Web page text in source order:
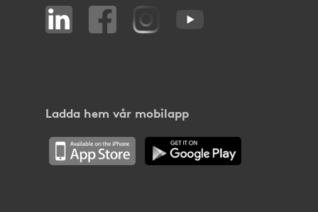
Ladda hem vår mobilapp